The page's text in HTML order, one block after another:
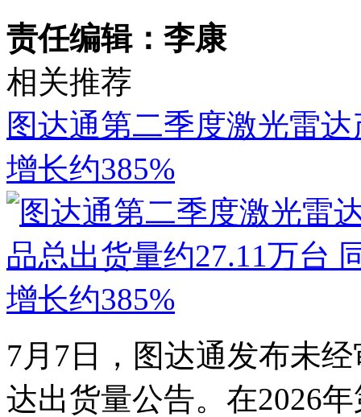
责任编辑：李康
相关推荐
图达通第二季度激光雷
增长约385%
7月7日，图达通发布未
达出货量公告。在2026